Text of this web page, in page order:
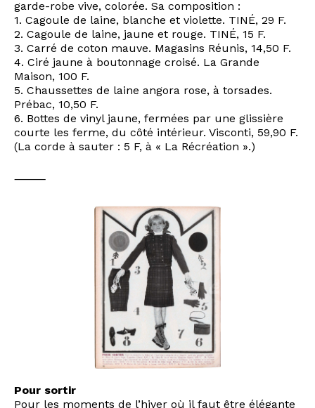
garde-robe vive, colorée. Sa composition :
1. Cagoule de laine, blanche et violette. TINÉ, 29 F.
2. Cagoule de laine, jaune et rouge. TINÉ, 15 F.
3. Carré de coton mauve. Magasins Réunis, 14,50 F.
4. Ciré jaune à boutonnage croisé. La Grande
Maison, 100 F.
5. Chaussettes de laine angora rose, à torsades.
Prébac, 10,50 F.
6. Bottes de vinyl jaune, fermées par une glissière
courte les ferme, du côté intérieur. Visconti, 59,90 F.
(La corde à sauter : 5 F, à « La Récréation ».)
⸻
Pour sortir
Pour les moments de l’hiver où il faut être élégante